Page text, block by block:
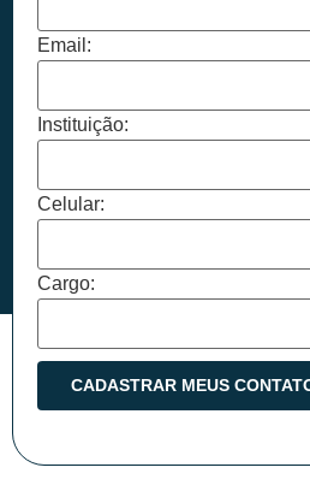
Email:
Instituição:
Celular:
Cargo: